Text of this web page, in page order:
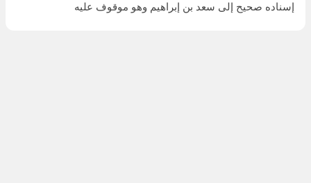
إسناده صحيح إلى سعد بن إبراهيم وهو موقوف عليه